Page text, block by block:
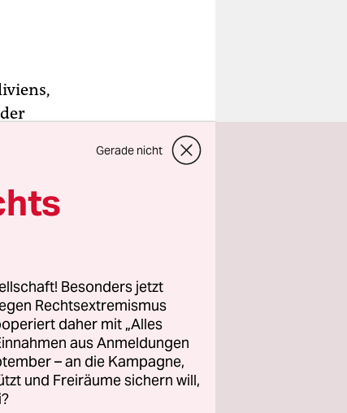
bis
ich
noch
Für
Gerade nicht
Besonders jetzt
Rechtsextremismus
daher mit „Alles
aus Anmeldungen
– an die Kampagne,
und Freiräume sichern will,